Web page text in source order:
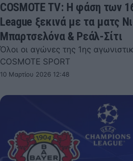
COSMOTE TV: Η φάση των
League ξεκινά με τα ματς
Μπαρτσελόνα & Ρεάλ-Σίτι
Όλοι οι αγώνες της 1ης
COSMOTE SPORT
10 Μαρτίου 2026 12:48